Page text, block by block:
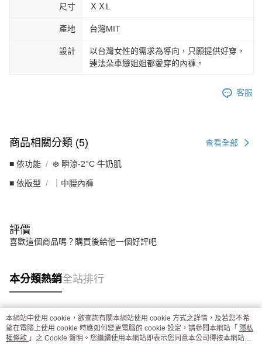
尺寸 ＸＸL
產地 台灣MIT
設計
以台灣女性的需求為導向，只願提供好穿，
連法朵車縫姐姐都愛穿的內褲。
客服
商品相關分類 (5) 查看全部
■ 依功能 ❄️ 瞬涼-2°C 牛奶肌
■ 依版型 ｜中腰內褲
評價
喜歡這個商品嗎？購買後給他一個好評吧
本分類熱銷全站排行
熱門標籤
本網站中使用 cookie，欲查詢有關本網站使用 cookie 方式之詳情，及若您不希
望在電腦上使用 cookie 時應如何變更電腦的 cookie 設定，請參閱本網站「 隱私
權條款 」之 Cookie 聲明。您繼續使用本網站即表示您同意本公司得按本網站使